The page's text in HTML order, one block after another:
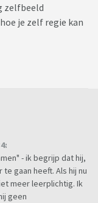
zelfbeeld
je zelf regie kan
- ik begrijp dat hij,
gaan heeft. Als hij nu
meer leerplichtig. Ik
geen